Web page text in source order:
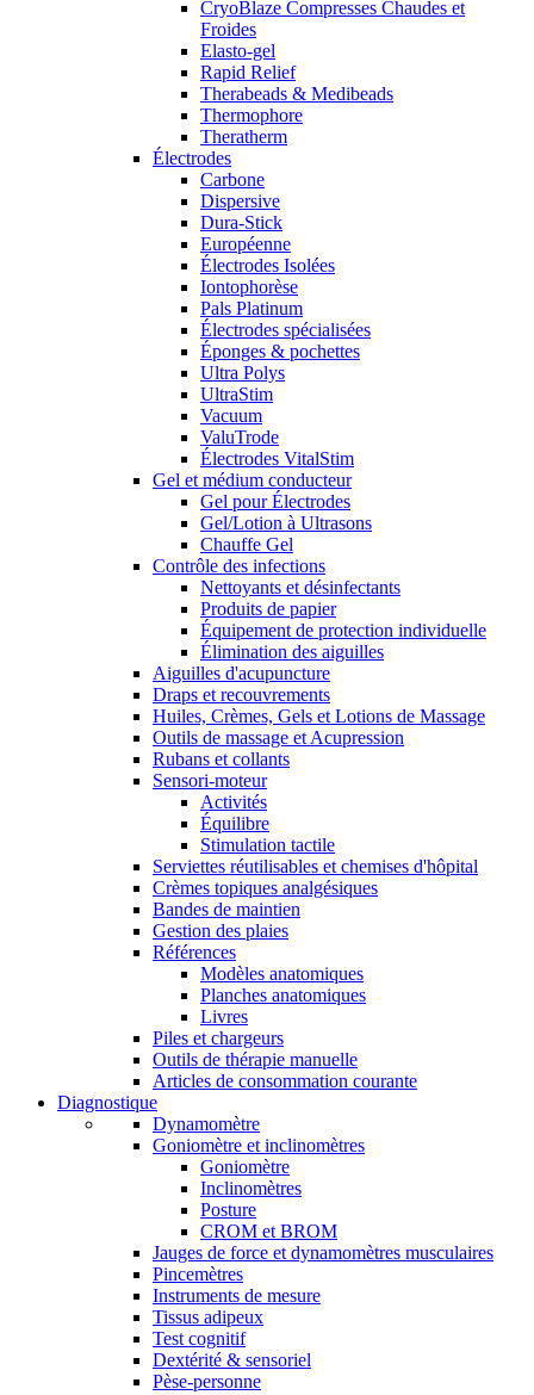
CryoBlaze Compresses Chaudes et
Froides
Elasto-gel
Rapid Relief
Therabeads & Medibeads
Thermophore
Theratherm
Électrodes
Carbone
Dispersive
Dura-Stick
Européenne
Électrodes Isolées
Iontophorèse
Pals Platinum
Électrodes spécialisées
Éponges & pochettes
Ultra Polys
UltraStim
Vacuum
ValuTrode
Électrodes VitalStim
Gel et médium conducteur
Gel pour Électrodes
Gel/Lotion à Ultrasons
Chauffe Gel
Contrôle des infections
Nettoyants et désinfectants
Produits de papier
Équipement de protection individuelle
Élimination des aiguilles
Aiguilles d'acupuncture
Draps et recouvrements
Huiles, Crèmes, Gels et Lotions de Massage
Outils de massage et Acupression
Rubans et collants
Sensori-moteur
Activités
Équilibre
Stimulation tactile
Serviettes réutilisables et chemises d'hôpital
Crèmes topiques analgésiques
Bandes de maintien
Gestion des plaies
Références
Modèles anatomiques
Planches anatomiques
Livres
Piles et chargeurs
Outils de thérapie manuelle
Articles de consommation courante
Diagnostique
Dynamomètre
Goniomètre et inclinomètres
Goniomètre
Inclinomètres
Posture
CROM et BROM
Jauges de force et dynamomètres musculaires
Pincemètres
Instruments de mesure
Tissus adipeux
Test cognitif
Dextérité & sensoriel
Pèse-personne